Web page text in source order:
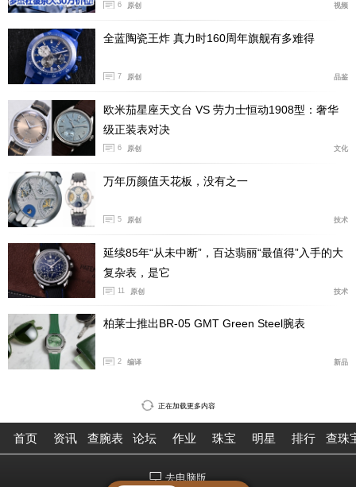
应。入口附近引人注目的“时间之镜”（Lens of Time）
主题墙以透明镜片承载悬浮的金属盘，令人联想到腕表
装置中悬浮的机芯。纵观整间店铺，几何构成、层次铺陈
与精工细作之间的审慎交织，含蓄致敬劳力士的非凡制表
工艺。
步入店内，层层递进的分区与长廊空间错落有致，引导
宾客循序探索其间。一座雕塑般的楼梯伫立于一层，吸引
宾客由此拾级而上；而隐藏于镜面门扉后的沉浸式数字剧
场，则为特邀宾客开启一段深入探索劳力士世界的多重感
6 原创 视频
全蓝陶瓷王炸 真力时160周年旗舰有多难得
7 原创 品鉴
欧米茄星座天文台 VS 劳力士恒动1908型：奢华
级正装表对决
6 原创 文化
万年历颜值天花板，没有之一
5 原创 技术
延续85年“从未中断”，百达翡丽“最值得”入手的大
复杂表，是它
11 原创 技术
柏莱士推出BR-05 GMT Green Steel腕表
2 编译 新品
正在加载更多内容
首页 资讯 查腕表 论坛 作业 珠宝 明星 排行 查珠
去电脑版